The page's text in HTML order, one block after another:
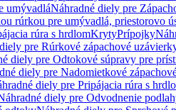
umývadláNáhradné diely pre
rúrkou pre umývadlá, priestorovo
rúra s hrdlomKrytyPrípojky
pre Rúrkové zápachové
diely pre Odtokové súpravy pre
diely pre Nadomietkové
diely pre Pripájacia rúra s
diely pre Odvodnenie